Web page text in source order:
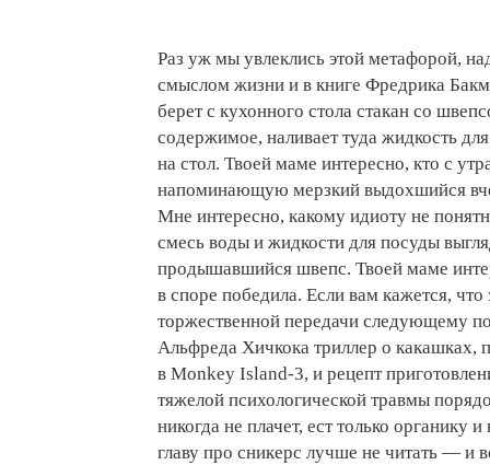
Раз уж мы увлеклись этой метафорой,
смыслом жизни и в книге Фредрика
берет с кухонного стола стакан со
содержимое, наливает туда жидкость
на стол. Твоей маме интересно, кто с
напоминающую мерзкий выдохшийся
Мне интересно, какому идиоту не
смесь воды и жидкости для посуды
продышавшийся швепс. Твоей маме
в споре победила. Если вам кажется,
торжественной передачи следующему
Альфреда Хичкока триллер о какашках,
в Monkey Island-3, и рецепт
тяжелой психологической травмы
никогда не плачет, ест только органику
главу про сникерс лучше не читать — и